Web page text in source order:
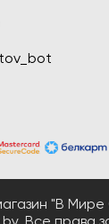
"В Мире